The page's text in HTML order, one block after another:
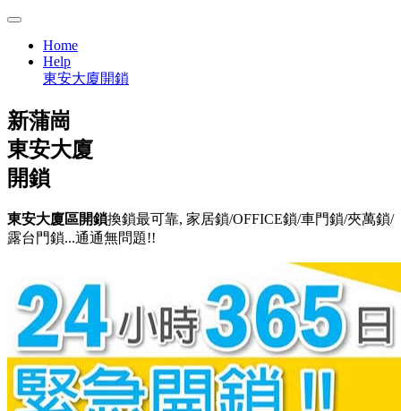
Home
Help
東安大廈開鎖
新蒲崗
東安大廈
開鎖
東安大廈區開鎖換鎖最可靠, 家居鎖/OFFICE鎖/車門鎖/夾萬鎖/
露台門鎖...通通無問題!!